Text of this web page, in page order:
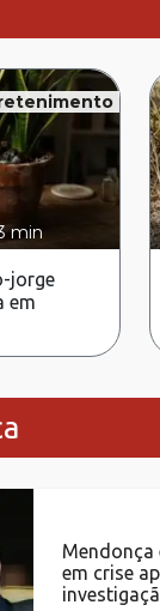
min
jorge
em
Mendonça
em crise